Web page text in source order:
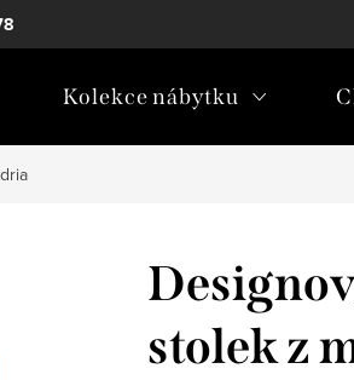
ke stažení
Kolekce nábytku
stolek z